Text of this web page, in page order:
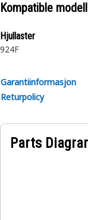
Kompatible
Hjullaster
924F
Garantiinformasjon
Returpolicy
Parts